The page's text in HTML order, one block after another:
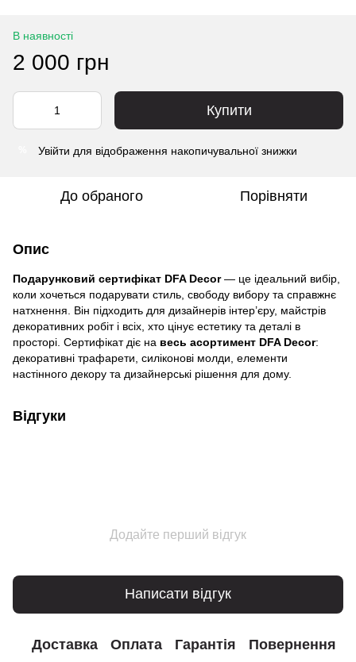
В наявності
2 000 грн
Купити
Увійти для відображення накопичувальної знижки
До обраного Порівняти
Опис
Подарунковий сертифікат DFA Decor— це ідеальний вибір,
коли хочеться подарувати стиль, свободу вибору та справжнє
натхнення. Він підходить для дизайнерів інтер’єру, майстрів
декоративних робіт і всіх, хто цінує естетику та деталі в
просторі. Сертифікат діє на весь асортимент DFA Decor:
декоративні трафарети, силіконові молди, елементи
настінного декору та дизайнерські рішення для дому.
Відгуки
Додайте перший відгук
Написати відгук
Доставка Оплата Гарантія Повернення